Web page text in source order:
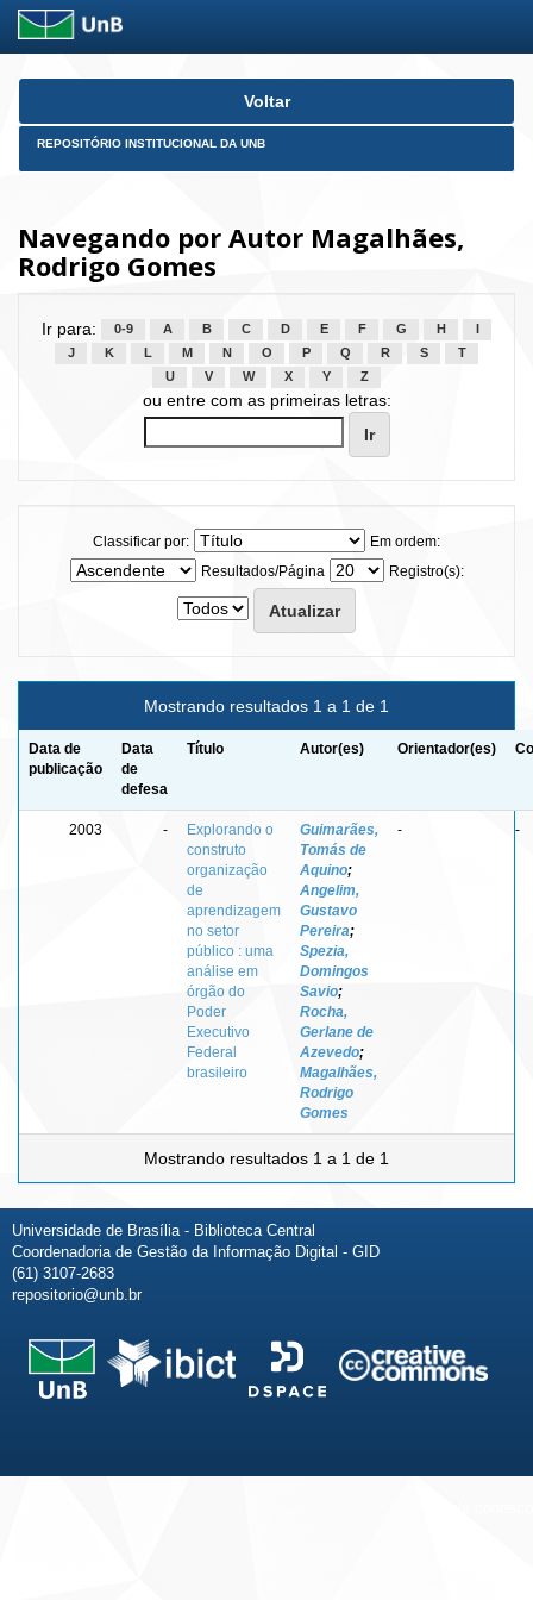
Skip
Voltar
REPOSITÓRIO INSTITUCIONAL DA UNB
Navegando por Autor Magalhães,
Rodrigo Gomes
Ir para: 0-9 A B C D E F G H
J
K L M N O P Q R S
T
U
V W X Y Z
ou entre com as primeiras letras:
Classificar por:
Em ordem:
Resultados/Página
Registro(s):
Mostrando resultados 1 a 1 de 1
Data de
publicação
Data
de
defesa
Título Autor(es) Orientador(es)
2003 -
Explorando o
construto
organização
de
aprendizagem
no setor
público : uma
análise em
órgão do
Poder
Executivo
Federal
brasileiro
Guimarães,
Tomás de
Aquino;
Angelim,
Gustavo
Pereira;
Spezia,
Domingos
Savio;
Rocha,
Gerlane de
Azevedo;
Magalhães,
Rodrigo
Gomes
- -
Mostrando resultados 1 a 1 de 1
Universidade de Brasília - Biblioteca Central
Coordenadoria de Gestão da Informação Digital - GID
(61) 3107-2683
repositorio@unb.br